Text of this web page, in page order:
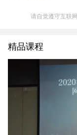
请自觉遵守互联
精品课程